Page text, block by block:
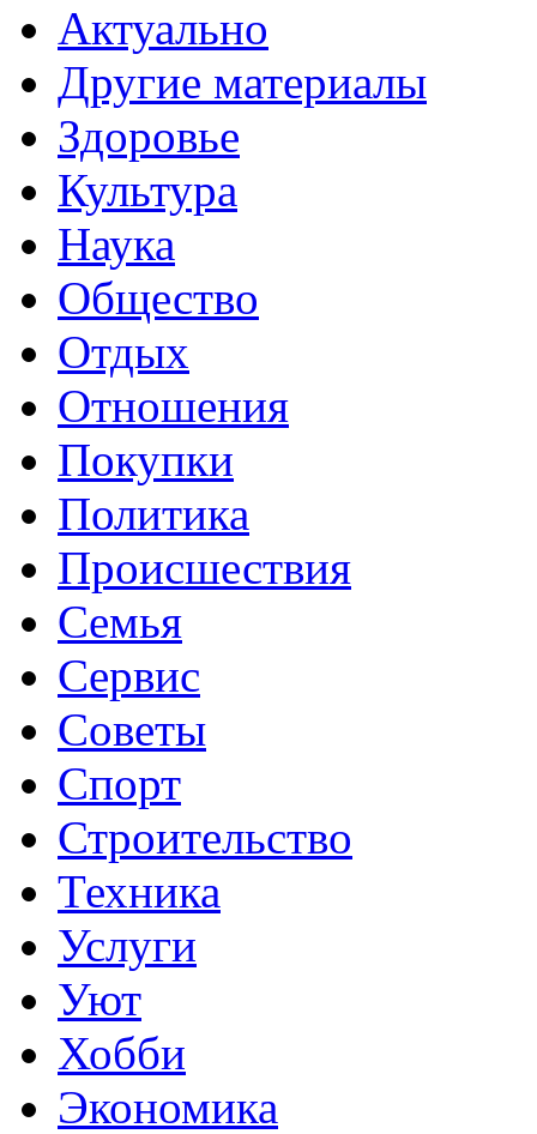
Актуально
Другие материалы
Здоровье
Культура
Наука
Общество
Отдых
Отношения
Покупки
Политика
Происшествия
Семья
Сервис
Советы
Спорт
Строительство
Техника
Услуги
Уют
Хобби
Экономика